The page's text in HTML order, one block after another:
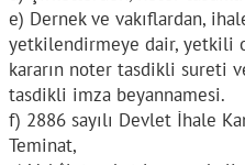
e) Dernek ve vakıflardan,
yetkilendirmeye dair, yetkili
kararın noter tasdikli sureti
tasdikli imza beyannamesi.
f) 2886 sayılı Devlet İhale
Teminat,